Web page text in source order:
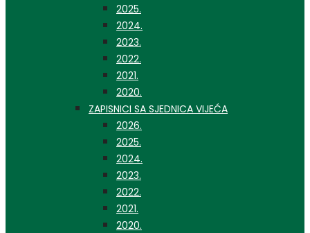
2025.
2024.
2023.
2022.
2021.
2020.
ZAPISNICI SA SJEDNICA VIJEĆA
2026.
2025.
2024.
2023.
2022.
2021.
2020.